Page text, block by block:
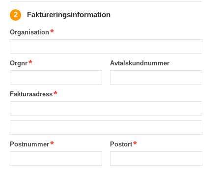
Faktureringsinformation
Organisation
Orgnr Avtalskundnummer
Fakturaadress
Postnummer Postort